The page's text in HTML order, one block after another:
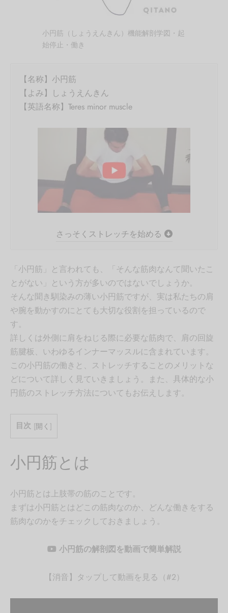
小円筋（しょうえんきん）機能解剖学図・起
始停止・働き
【名称】小円筋
【よみ】しょうえんきん
【英語名称】Teres minor muscle
さっそくストレッチを始める
「小円筋」と言われても、「そんな筋肉なんて聞いたこ
とがない」という方が多いのではないでしょうか。
そんな聞き馴染みの薄い小円筋ですが、実は私たちの肩
や腕を動かすのにとても大切な役割を担っているので
す。
詳しくは外側に肩をねじる際に必要な筋肉で、肩の回旋
筋腱板、いわゆるインナーマッスルに含まれています。
この小円筋の働きと、ストレッチすることのメリットな
どについて詳しく見ていきましょう。また、具体的な小
円筋のストレッチ方法についてもお伝えします。
目次 [開く ]
小円筋とは
小円筋とは上肢帯の筋のことです。
まずは小円筋とはどこの筋肉なのか、どんな働きをする
筋肉なのかをチェックしておきましょう。
小円筋の解剖図を動画で簡単解説
【消音】タップして動画を見る（#2）